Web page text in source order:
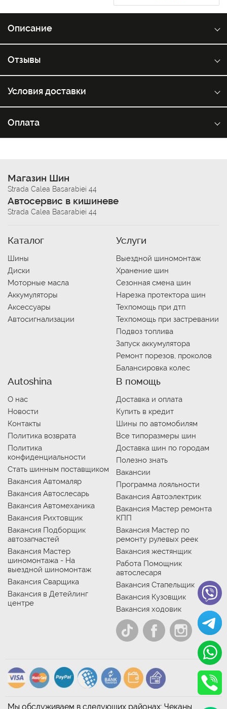
Описание
Отзывы
Условия доставки
Оплата
Магазин Шин
Strada Calea Basarabiei 44
Автосервис в кишиневе
Strada Calea Basarabiei 44
Каталог
Шины
Диски
Моторные масла
Аккумуляторы
Аксессуары
Автосигнализации
Услуги
Выездной шиномонтаж
Хранение шин
Сезонная смена шин
Нарезка протектора шин
Техпомощь при дтп
Техпомощь при застревании
Подвоз топлива
Запуск аккумулятора
Ремонт порезов, проколов
Балансировка колес
Autoshina
О нас
Новости
Контакты
Политика возврата
Политика
конфиденциальности
Стать шинным поставщиком
Вакансия Автомаляр
Вакансия Автослесарь
Вакансия Автомеханика
Вакансия Рихтовщик
Вакансия Подборщик
автозапчастей
Вакансия Мастер
шиномонтажа - На
выездной шиномонтаж
Вакансия Сварщика
Вакансия в Детейлинг
центре
В помощь
Доставка и оплата
Купить в кредит
Шины по автомобилям
Все типоразмеры шин
Доставка шин по городам
Полезно знать
Вакансии
Программа лояльности
Вакансия Автоэлектрик
Вакансия Мастер ремонта
КПП
Вакансия Мастер по
ремонту рулевых реек
Вакансия жестянщик
Работа Помощник
автослесаря
Вакансия Стапельщик
Вакансия Кузовщик
Вакансия ходовик
Мы обслуживаем в следующих районах: Чеканы,